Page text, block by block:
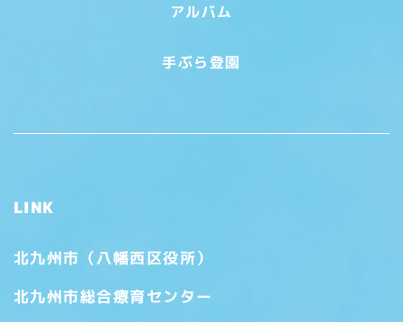
アルバム
手ぶら登園
LINK
北九州市（八幡西区役所）
北九州市総合療育センター